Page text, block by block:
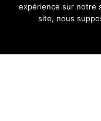
Cohésion
Fluidifier les
expérience sur notre
site, nous